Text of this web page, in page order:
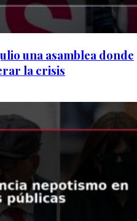
una asamblea donde
la crisis